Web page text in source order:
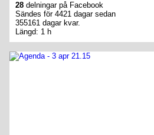
28 delningar på Facebook
Sändes för 4421 dagar sedan
355161 dagar kvar.
Längd: 1 h